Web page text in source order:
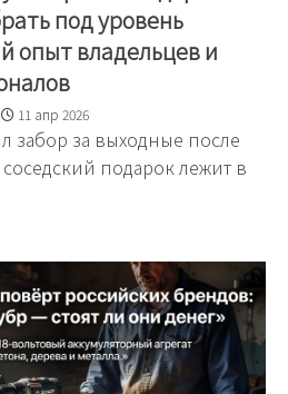
под уровень
опыт владельцев и
11 апр 2026
забор за выходные после
подарок лежит в